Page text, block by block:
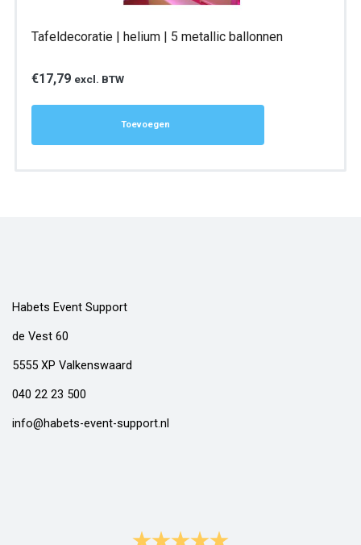
Tafeldecoratie | helium | 5 metallic ballonnen
€17,79 excl. BTW
Toevoegen
Habets Event Support
de Vest 60
5555 XP Valkenswaard
040 22 23 500
info@habets-event-support.nl